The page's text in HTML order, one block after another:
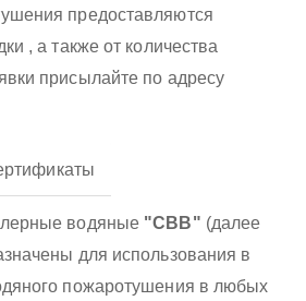
предоставляются
, а также от количества
присылайте по адресу
водяные "СВВ" (далее
для использования в
пожаротушения в любых